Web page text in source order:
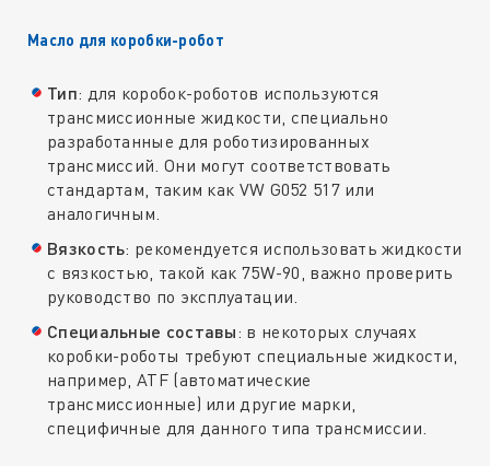
Масло для коробки-робот
Тип: для коробок-роботов используются
трансмиссионные жидкости, специально
разработанные для роботизированных
трансмиссий. Они могут соответствовать
стандартам, таким как VW G052 517 или
аналогичным.
Вязкость: рекомендуется использовать жидкости
с вязкостью, такой как 75W-90, важно проверить
руководство по эксплуатации.
Специальные составы: в некоторых случаях
коробки-роботы требуют специальные жидкости,
например, ATF (автоматические
трансмиссионные) или другие марки,
специфичные для данного типа трансмиссии.